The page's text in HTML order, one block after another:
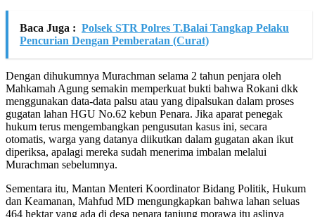
Baca Juga : Polsek STR Polres T.Balai Tangkap Pelaku
Pencurian Dengan Pemberatan (Curat)
Dengan dihukumnya Murachman selama 2 tahun penjara oleh
Mahkamah Agung semakin memperkuat bukti bahwa Rokani dkk
menggunakan data-data palsu atau yang dipalsukan dalam proses
gugatan lahan HGU No.62 kebun Penara. Jika aparat penegak
hukum terus mengembangkan pengusutan kasus ini, secara
otomatis, warga yang datanya diikutkan dalam gugatan akan ikut
diperiksa, apalagi mereka sudah menerima imbalan melalui
Murachman sebelumnya.
Sementara itu, Mantan Menteri Koordinator Bidang Politik, Hukum
dan Keamanan, Mahfud MD mengungkapkan bahwa lahan seluas
464 hektar yang ada di desa penara tanjung morawa itu aslinya